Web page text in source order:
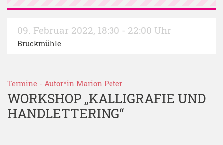
09. Februar 2022, 18:30 - 22:00 Uhr
Bruckmühle
Termine - Autor*in Marion Peter
WORKSHOP „KALLIGRAFIE UND
HANDLETTERING“